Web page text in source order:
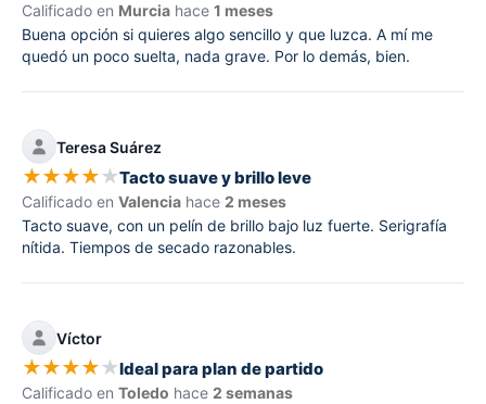
Calificado en Murcia hace 1 meses
Buena opción si quieres algo sencillo y que luzca. A mí me
quedó un poco suelta, nada grave. Por lo demás, bien.
Teresa Suárez
★★★★★Tacto suave y brillo leve
Calificado en Valencia hace 2 meses
Tacto suave, con un pelín de brillo bajo luz fuerte. Serigrafía
nítida. Tiempos de secado razonables.
Víctor
★★★★★Ideal para plan de partido
Calificado en Toledo hace 2 semanas